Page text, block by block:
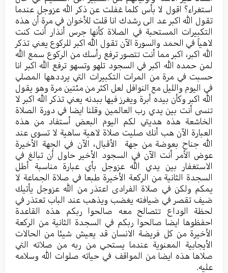
استغراء؟ اقول لا بأس كلما غفلت عن ذكر الله عزوجل عندما
تقول الله اكبر عد الى رشدك انا قلت للأخوان في مرة أن هذه
التكبيرات المستحبة في الصلاة كأنها جرس أنذار أنت كنت
لاهياً في الحمد والسورة الآن تقول الله اكبر للركوع يعني تذكر
الله اكبر، اكبر مما أنت تتصور ترفع رأسك من الركوع سمع الله
لمن حمده الله اكبر في السجود تلهو وتسهو ترفع الله اكبر انا
حسبت في مرة من المرات التكبيرات التي يرددهها المصلي
في اليوم والليل مع النوافل لعل اكثر من مئتين مرة وهو يقول
الله اكبر وكأن بيده أبرة ويغرز فيها ببدنه يعني تذكر الله اكبر لا
تنسى أنت بين يدي رب العالمين وقلنا ايضا في دورة الصلاة
الخاشعة هذه هديتي لكم اليوم البعض أستفاد من هذه
العبارة الآن هب أنك صليت صلاة لاهية ساهية لا تسوى عند
الله جناح بعوضة من جهة الأقبال، الآن في الجهة الأخيرة
عوض الأمر أنت الآن في السجود الأخير حاول أن تبالغ في
الاستغفار بين يدي الله عزوجل بأي عبارة مناسبة أطل
السجدة الثانية من الركعة الأخيرة طبعا في صلاة الجماعة لا
يمكم ولكن في صلاة الفرادى اعتذر من الله عزوجل يأتيك
ضيف تقصر في ضيافته يغضب ويذهب عند الباب تعتذر في
لحظة الوداع تتصالح معه صالحوا ربكم هذه القاعدة
احفظوها ايضا صالحوا ربكم في السجدة الثانية من الركعة
الأخيرة من كل فريضة الانسان قد يعيش شيئا من الحالات
الأيجابية المعنوية عندما يستحي من ربه من صلاته التي
صلاها هذه ايضا من المواقف في حياته صلوات الله وسلامه
عليه.